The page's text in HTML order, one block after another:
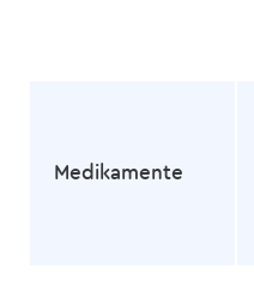
Medikamente